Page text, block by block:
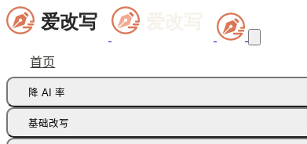
首页
降 AI 率
痕迹橡皮擦
基础改写